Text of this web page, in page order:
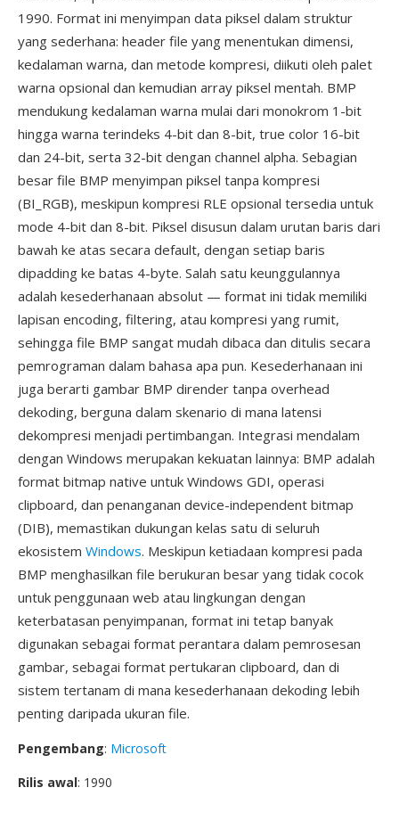
1990. Format ini menyimpan data piksel dalam struktur
yang sederhana: header file yang menentukan dimensi,
kedalaman warna, dan metode kompresi, diikuti oleh palet
warna opsional dan kemudian array piksel mentah. BMP
mendukung kedalaman warna mulai dari monokrom 1-bit
hingga warna terindeks 4-bit dan 8-bit, true color 16-bit
dan 24-bit, serta 32-bit dengan channel alpha. Sebagian
besar file BMP menyimpan piksel tanpa kompresi
(BI_RGB), meskipun kompresi RLE opsional tersedia untuk
mode 4-bit dan 8-bit. Piksel disusun dalam urutan baris dari
bawah ke atas secara default, dengan setiap baris
dipadding ke batas 4-byte. Salah satu keunggulannya
adalah kesederhanaan absolut — format ini tidak memiliki
lapisan encoding, filtering, atau kompresi yang rumit,
sehingga file BMP sangat mudah dibaca dan ditulis secara
pemrograman dalam bahasa apa pun. Kesederhanaan ini
juga berarti gambar BMP dirender tanpa overhead
dekoding, berguna dalam skenario di mana latensi
dekompresi menjadi pertimbangan. Integrasi mendalam
dengan Windows merupakan kekuatan lainnya: BMP adalah
format bitmap native untuk Windows GDI, operasi
clipboard, dan penanganan device-independent bitmap
(DIB), memastikan dukungan kelas satu di seluruh
ekosistem Windows. Meskipun ketiadaan kompresi pada
BMP menghasilkan file berukuran besar yang tidak cocok
untuk penggunaan web atau lingkungan dengan
keterbatasan penyimpanan, format ini tetap banyak
digunakan sebagai format perantara dalam pemrosesan
gambar, sebagai format pertukaran clipboard, dan di
sistem tertanam di mana kesederhanaan dekoding lebih
penting daripada ukuran file.
Pengembang: Microsoft
Rilis awal: 1990